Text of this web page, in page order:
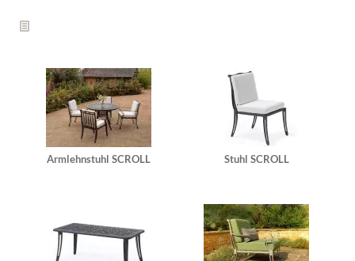
Armlehnstuhl SCROLL Stuhl SCROLL